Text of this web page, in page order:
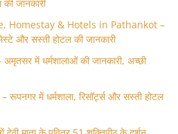
जानकारी
Homestay & Hotels in Pathankot –
और सस्ती होटल की जानकारी
में धर्मशालाओं की जानकारी, अच्छी
में धर्मशाला, रिसॉर्ट्स और सस्ती होटल